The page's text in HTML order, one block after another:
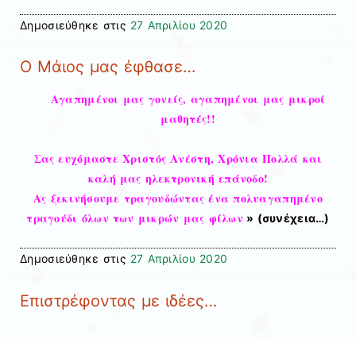
Δημοσιεύθηκε στις 27 Απριλίου 2020
Ο Μάιος μας έφθασε…
Αγαπημένοι μας γονείς, αγαπημένοι μας μικροί
μαθητές!!
Σας ευχόμαστε Χριστός Ανέστη, Χρόνια Πολλά και
καλή μας ηλεκτρονική επάνοδο!
Ας ξεκινήσουμε τραγουδώντας ένα πολυαγαπημένο
τραγούδι όλων των μικρών μας φίλων » (συνέχεια…)
Δημοσιεύθηκε στις 27 Απριλίου 2020
Επιστρέφοντας με ιδέες…